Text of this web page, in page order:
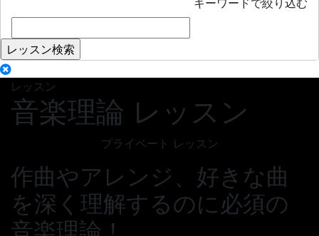
キーワードで絞り込む
レッスン
音楽理論 レッスン
プライベート レッスン
作曲やアレンジ、好きな曲
を深く理解するのに必須の